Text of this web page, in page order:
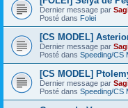
Dernier message par
Posté dans Folei
[CS MODEL]
Dernier message par
Posté dans Speeding/CS
[CS MODEL]
Dernier message par
Posté dans Speeding/CS